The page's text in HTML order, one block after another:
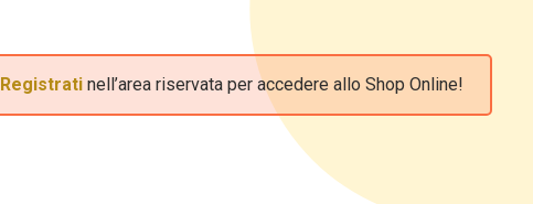
Registratinell’area riservata per accedere allo Shop Online!